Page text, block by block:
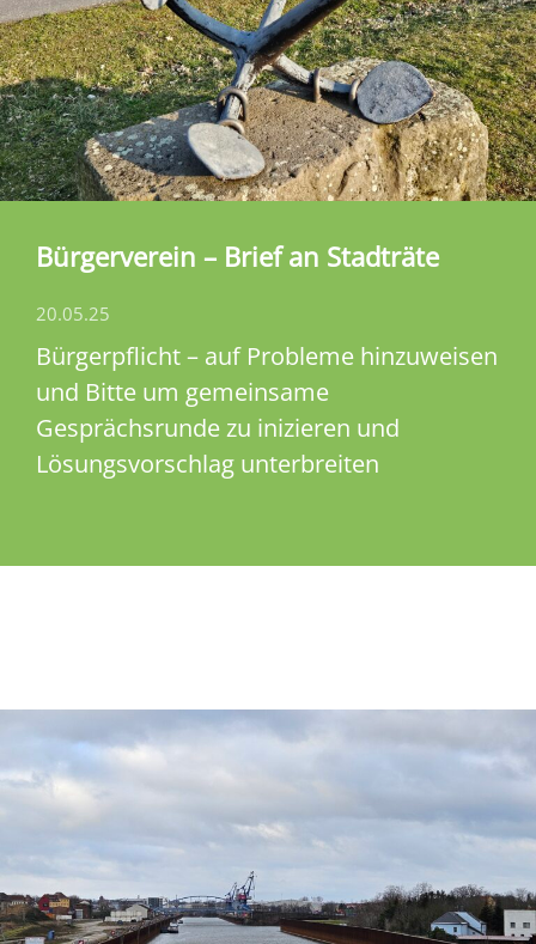
Bürgerverein – Brief an Stadträte
20.05.25
Bürgerpflicht – auf Probleme hinzuweisen
und Bitte um gemeinsame
Gesprächsrunde zu inizieren und
Lösungsvorschlag unterbreiten